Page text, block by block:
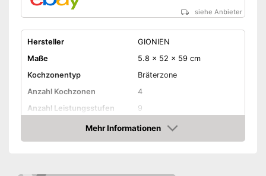
siehe Anbieter
Hersteller
GIONIEN
Maße
5.8 x 52 x 59 cm
Kochzonentyp
Bräterzone
Anzahl Kochzonen
4
Anzahl Leistungsstufen
9
Mehr Informationen
Amazon